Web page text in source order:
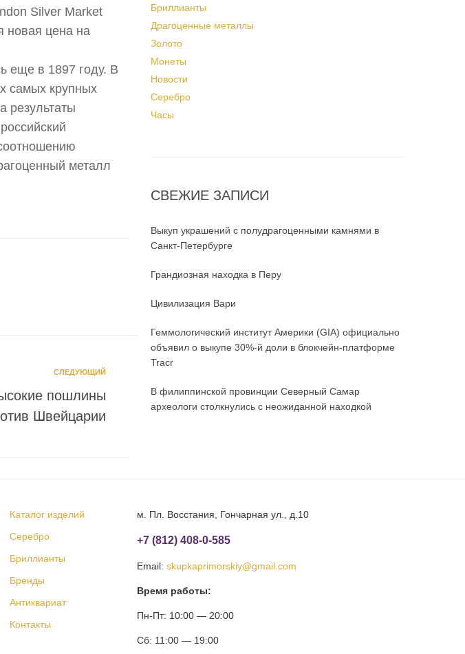
Silver Market
новая цена на
еще в 1897 году. В
самых крупных
результаты
металл
СЛЕДУЮЩИЙ
пошлины
Швейцарии
Бриллианты
Драгоценные металлы
Золото
Монеты
Новости
Серебро
Часы
СВЕЖИЕ ЗАПИСИ
Выкуп украшений с полудрагоценными камнями в
Санкт-Петербурге
Грандиозная находка в Перу
Цивилизация Вари
Геммологический институт Америки (GIA) официально
объявил о выкупе 30%-й доли в блокчейн-платформе
Tracr
В филиппинской провинции Северный Самар
археологи столкнулись с неожиданной находкой
Каталог изделий
Серебро
Бриллианты
Бренды
Антиквариат
Контакты
м. Пл. Восстания, Гончарная ул., д.10
+7 (812) 408-0-585
Email: skupkaprimorskiy@gmail.com
Время работы:
Пн-Пт: 10:00 — 20:00
Сб: 11:00 — 19:00